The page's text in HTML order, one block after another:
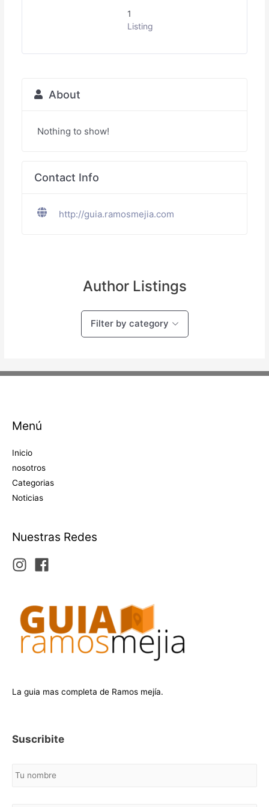
1
Listing
About
Nothing to show!
Contact Info
http://guia.ramosmejia.com
Author Listings
Filter by category
Menú
Inicio
nosotros
Categorias
Noticias
Nuestras Redes
La guia mas completa de Ramos mejía.
Suscribite
o